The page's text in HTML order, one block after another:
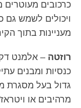
כרכובים
ויכולים לשמש גם
מעניינות בתוך
רוזטה – אלמנט
כנסיות ומבנים
גדול בעל מסגרת
מרהיבים או